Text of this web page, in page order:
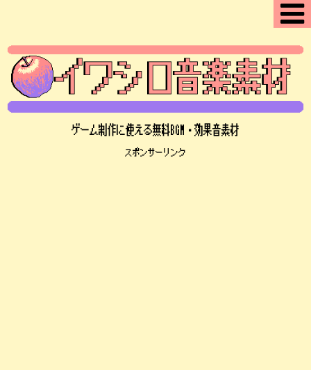
ゲーム制作に使える無料BGM・効果音素材
スポンサーリンク